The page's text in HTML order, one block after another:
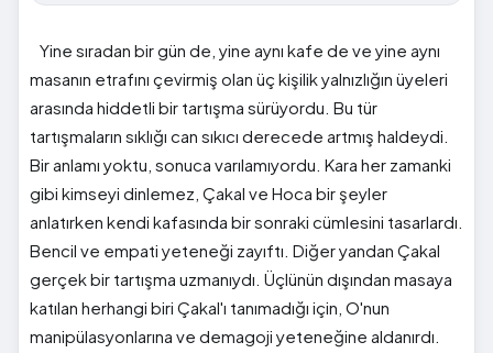
Yine sıradan bir gün de, yine aynı kafe de ve yine aynı
masanın etrafını çevirmiş olan üç kişilik yalnızlığın üyeleri
arasında hiddetli bir tartışma sürüyordu. Bu tür
tartışmaların sıklığı can sıkıcı derecede artmış haldeydi.
Bir anlamı yoktu, sonuca varılamıyordu. Kara her zamanki
gibi kimseyi dinlemez, Çakal ve Hoca bir şeyler
anlatırken kendi kafasında bir sonraki cümlesini tasarlardı.
Bencil ve empati yeteneği zayıftı. Diğer yandan Çakal
gerçek bir tartışma uzmanıydı. Üçlünün dışından masaya
katılan herhangi biri Çakal'ı tanımadığı için, O'nun
manipülasyonlarına ve demagoji yeteneğine aldanırdı.